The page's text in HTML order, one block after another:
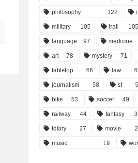
philosophy 122
military 105 trail 105
language 97 medicine
art 78 mystery 71
tabletop 66 law
journalism 58 sf
bike 53 soccer 49
railway 44 fantasy
tdiary 27 movie
music 19